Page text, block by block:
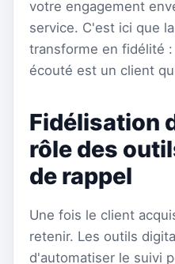
votre engagement
service. C'est ici que
transforme en fidélité
écouté est un client
Fidélisation
rôle des
de rappel
Une fois le client
retenir. Les outils
d'automatiser le suivi